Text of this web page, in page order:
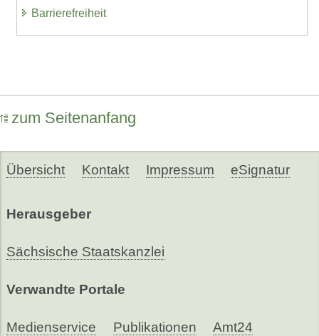
Barrierefreiheit
zum Seitenanfang
Übersicht Kontakt Impressum eSignatur
Herausgeber
Sächsische Staatskanzlei
Verwandte Portale
Medienservice Publikationen Amt24